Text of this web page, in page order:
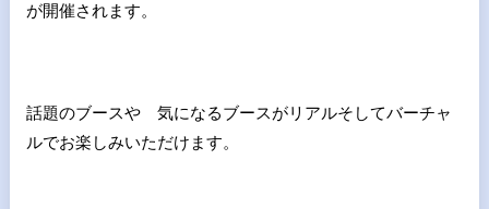
が開催されます。
話題のブースや 気になるブースがリアルそしてバーチャ
ルでお楽しみいただけます。